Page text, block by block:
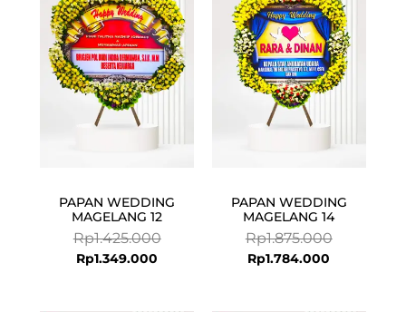
PAPAN WEDDING
MAGELANG 12
Rp1.425.000
was:
Rp1.425.000.
Rp1.349.000
is:
Rp1.349.000.
PAPAN WEDDING
MAGELANG 14
Rp1.875.000
was:
Rp1.784.000
is: